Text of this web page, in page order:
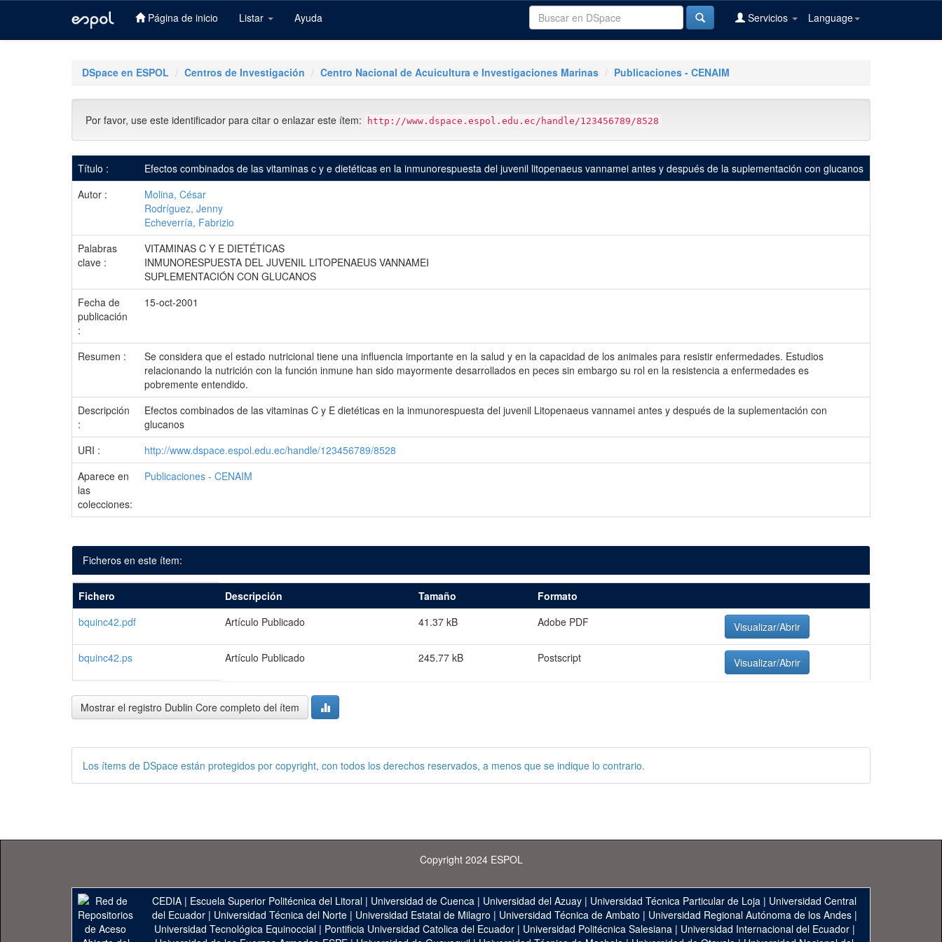
Página de inicio Listar Ayuda Language
Servicios
DSpace en ESPOL Centros de Investigación Centro Nacional de Acuicultura e Investigaciones Marinas Publicaciones - CENAIM
Por favor, use este identificador para citar o enlazar este ítem: http://www.dspace.espol.edu.ec/handle/123456789/8528
Título :
Efectos combinados de las vitaminas c y e dietéticas en la inmunorespuesta del juvenil litopenaeus vannamei antes y después de la suplementación con glucanos
Autor :
Molina, César
Rodríguez, Jenny
Echeverría, Fabrizio
Palabras
clave :
VITAMINAS C Y E DIETÉTICAS
INMUNORESPUESTA DEL JUVENIL LITOPENAEUS VANNAMEI
SUPLEMENTACIÓN CON GLUCANOS
Fecha de
publicación
:
15-oct-2001
Resumen :
Se considera que el estado nutricional tiene una influencia importante en la salud y en la capacidad de los animales para resistir enfermedades. Estudios
relacionando la nutrición con la función inmune han sido mayormente desarrollados en peces sin embargo su rol en la resistencia a enfermedades es
pobremente entendido.
Descripción
:
Efectos combinados de las vitaminas C y E dietéticas en la inmunorespuesta del juvenil Litopenaeus vannamei antes y después de la suplementación con
glucanos
URI :
http://www.dspace.espol.edu.ec/handle/123456789/8528
Aparece en
las
colecciones:
Publicaciones - CENAIM
Ficheros en este ítem:
Fichero Descripción Tamaño
Formato
bquinc42.pdf
Artículo Publicado 41.37 kB Adobe PDF Visualizar/Abrir
bquinc42.ps Artículo Publicado 245.77 kB Postscript Visualizar/Abrir
Mostrar el registro Dublin Core completo del ítem
Los ítems de DSpace están protegidos por copyright, con todos los derechos reservados, a menos que se indique lo contrario.
Copyright 2024 ESPOL
CEDIA | Escuela Superior Politécnica del Litoral | Universidad de Cuenca | Universidad del Azuay | Universidad Técnica Particular de Loja | Universidad Central
del Ecuador| Universidad Técnica del Norte| Universidad Estatal de Milagro | Universidad Técnica de Ambato | Universidad Regional Autónoma de los Andes|
Universidad Tecnológica Equinoccial| Pontificia Universidad Catolica del Ecuador| Universidad Politécnica Salesiana| Universidad Internacional del Ecuador|